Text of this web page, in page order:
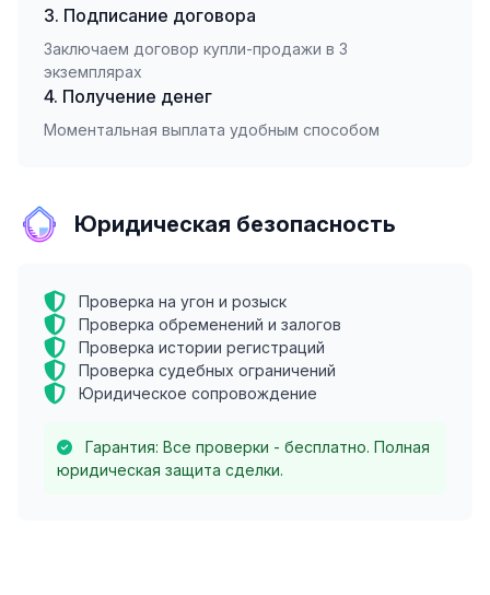
3. Подписание договора
Заключаем договор купли-продажи в 3
экземплярах
4. Получение денег
Моментальная выплата удобным способом
Юридическая безопасность
Проверка на угон и розыск
Проверка обременений и залогов
Проверка истории регистраций
Проверка судебных ограничений
Юридическое сопровождение
Гарантия: Все проверки - бесплатно. Полная
юридическая защита сделки.